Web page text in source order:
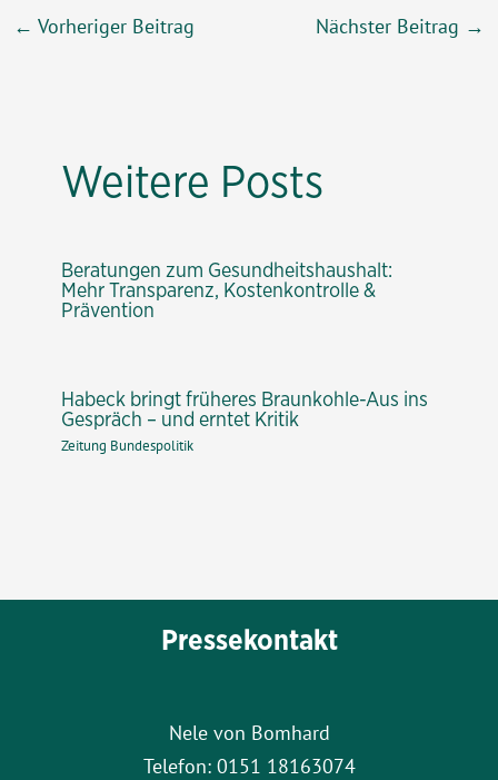
Beitragsnavigation
← Vorheriger Beitrag Nächster Beitrag →
Weitere Posts
Beratungen zum Gesundheitshaushalt:
Mehr Transparenz, Kostenkontrolle &
Prävention
Habeck bringt früheres Braunkohle-Aus ins
Gespräch – und erntet Kritik
Zeitung Bundespolitik
Pressekontakt
Nele von Bomhard
Telefon: 0151 18163074